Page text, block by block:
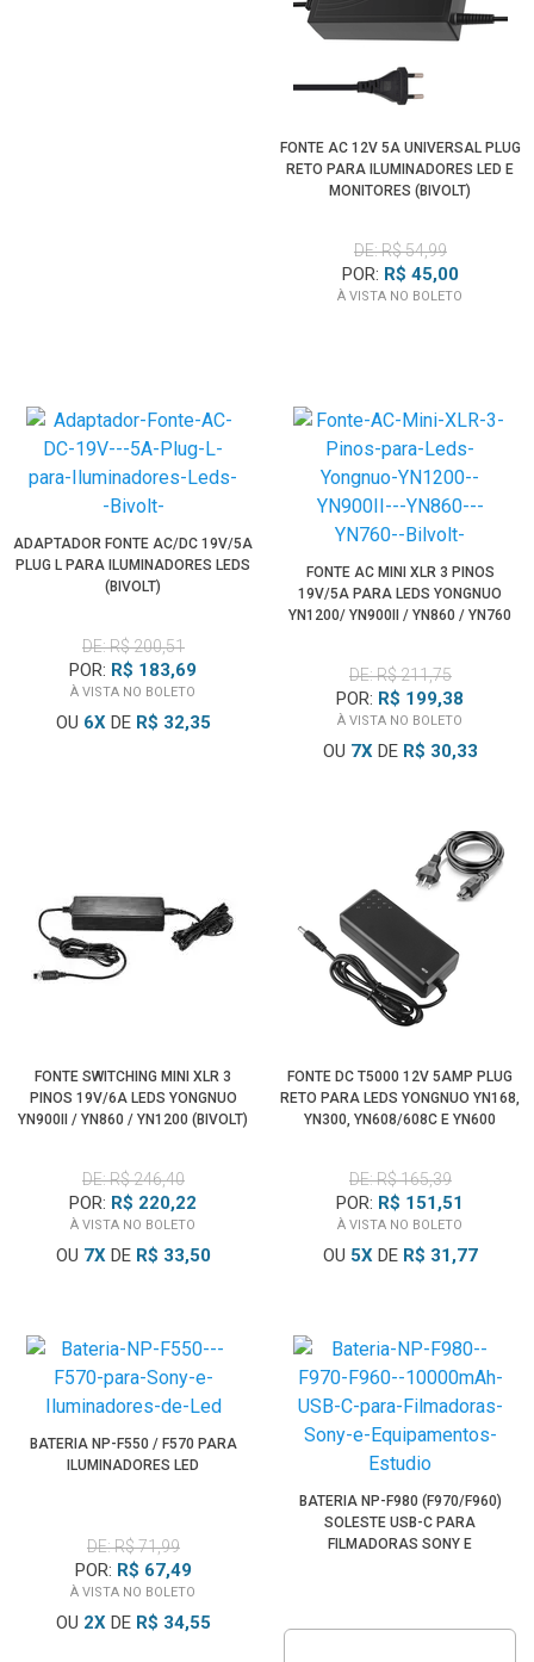
FONTE AC 12V 5A UNIVERSAL PLUG
RETO PARA ILUMINADORES LED E
MONITORES (BIVOLT)
DE: R$ 54,99
POR: R$ 45,00
À VISTA NO BOLETO
ADAPTADOR FONTE AC/DC 19V/5A
PLUG L PARA ILUMINADORES LEDS
(BIVOLT)
DE: R$ 200,51
POR: R$ 183,69
À VISTA NO BOLETO
OU 6XDE R$ 32,35
FONTE AC MINI XLR 3 PINOS
19V/5A PARA LEDS YONGNUO
YN1200/ YN900II / YN860 / YN760
DE: R$ 211,75
POR: R$ 199,38
À VISTA NO BOLETO
OU 7XDE R$ 30,33
FONTE SWITCHING MINI XLR 3
PINOS 19V/6A LEDS YONGNUO
YN900II / YN860 / YN1200 (BIVOLT)
DE: R$ 246,40
POR: R$ 220,22
À VISTA NO BOLETO
OU 7XDE R$ 33,50
FONTE DC T5000 12V 5AMP PLUG
RETO PARA LEDS YONGNUO YN168,
YN300, YN608/608C E YN600
DE: R$ 165,39
POR: R$ 151,51
À VISTA NO BOLETO
OU 5XDE R$ 31,77
BATERIA NP-F550 / F570 PARA
ILUMINADORES LED
DE: R$ 71,99
POR: R$ 67,49
À VISTA NO BOLETO
OU 2XDE R$ 34,55
BATERIA NP-F980 (F970/F960)
SOLESTE USB-C PARA
FILMADORAS SONY E